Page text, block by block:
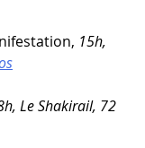
15h,
Le Shakirail, 72